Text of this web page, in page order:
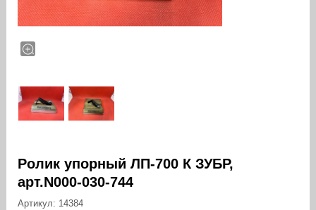
Ролик упорный ЛП-700 К ЗУБР,
арт.N000-030-744
Артикул: 14384